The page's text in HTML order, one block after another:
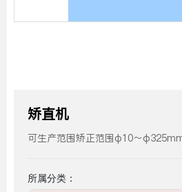
矫直机
可生产范围矫正范围φ10～
所属分类：